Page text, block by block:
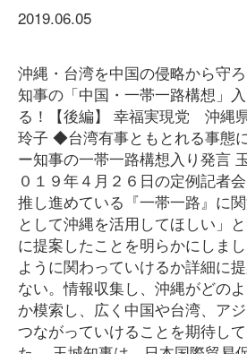
2019.06.05
沖縄・台湾を中国の侵略から守
知事の「中国・一帯一路構想」
る！【後編】 幸福実現党 沖
玲子 ◆台湾有事ともとれる事態
ー知事の一帯一路構想入り発言
０１９年４月２６日の定例記者
推し進めている『一帯一路』に
として沖縄を活用してほしい」
に提案したことを明らかにしま
ように関わっていけるか詳細に
ない。情報収集し、沖縄がどの
か模索し、広く中国や台湾、ア
つながっていけることを期待し